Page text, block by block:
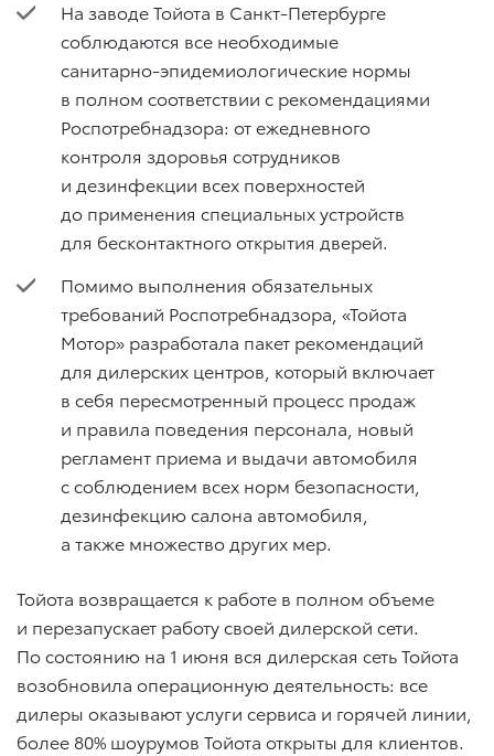
На заводе Тойота в Санкт-Петербурге
соблюдаются все необходимые
санитарно-эпидемиологические нормы
в полном соответствии с рекомендациями
Роспотребнадзора: от ежедневного
контроля здоровья сотрудников
и дезинфекции всех поверхностей
до применения специальных устройств
для бесконтактного открытия дверей.
Помимо выполнения обязательных
требований Роспотребнадзора, «Тойота
Мотор» разработала пакет рекомендаций
для дилерских центров, который включает
в себя пересмотренный процесс продаж
и правила поведения персонала, новый
регламент приема и выдачи автомобиля
с соблюдением всех норм безопасности,
дезинфекцию салона автомобиля,
а также множество других мер.
Тойота возвращается к работе в полном объеме
и перезапускает работу своей дилерской сети.
По состоянию на 1 июня вся дилерская сеть Тойота
возобновила операционную деятельность: все
дилеры оказывают услуги сервиса и горячей линии,
более 80% шоурумов Тойота открыты для клиентов.